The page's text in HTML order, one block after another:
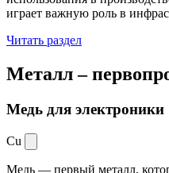
играет важную роль в
Читать раздел
Металл –
Медь для электроники
Cu
Медь — первый металл,